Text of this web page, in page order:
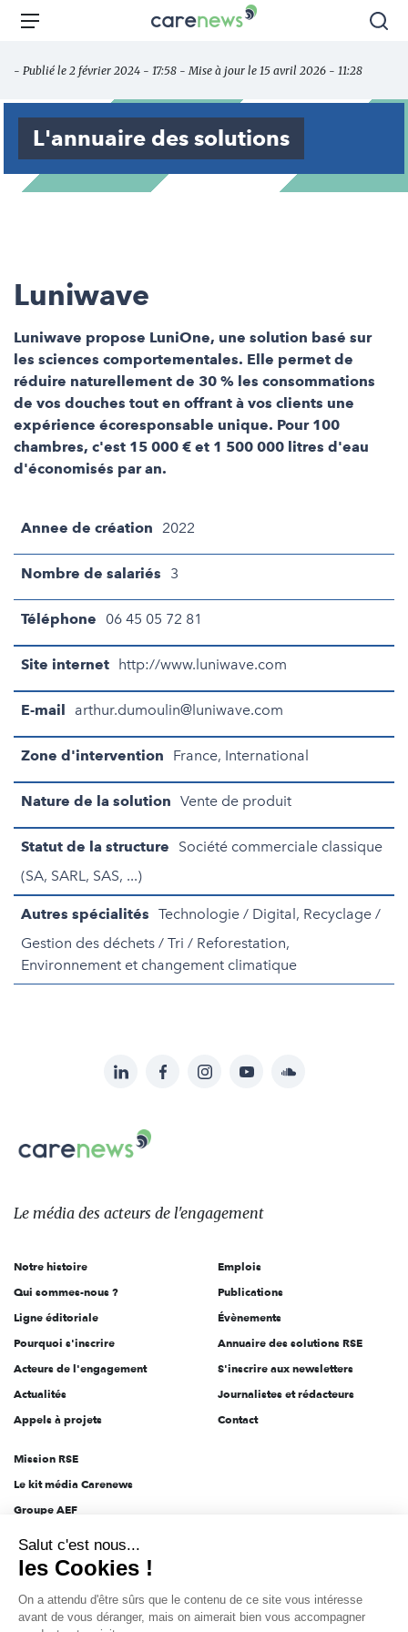
Aller
principal
Carenews,
des
acteurs
l'engagement
Menu
- Publié le 2 février 2024 - 17:58 - Mise à jour le 15 avril 2026 - 11:28
L'annuaire des solutions
Luniwave
Luniwave propose LuniOne, une solution basé sur
les sciences comportementales. Elle permet de
réduire naturellement de 30 % les consommations
de vos douches tout en offrant à vos clients une
expérience écoresponsable unique. Pour 100
chambres, c'est 15 000 € et 1 500 000 litres d'eau
d'économisés par an.
Annee de création 2022
Nombre de salariés 3
Téléphone 06 45 05 72 81
Site internet http://www.luniwave.com
E-mail arthur.dumoulin@luniwave.com
Zone d'intervention France, International
Nature de la solution Vente de produit
Statut de la structure
Société commerciale classique
(SA, SARL, SAS, ...)
Autres spécialités Technologie / Digital, Recyclage /
Gestion des déchets / Tri / Reforestation,
Environnement et changement climatique
sur:
LinkedInFacebookInstagramYouTubeSoundcloud
Carenews,
Le
des
l'engagement
Le média des acteurs de l'engagement
Notre histoire
Qui sommes-nous ?
Ligne éditoriale
Pourquoi s'inscrire
Acteurs de l'engagement
Actualités
Appels à projets
Emplois
Publications
Évènements
Annuaire des solutions RSE
S'inscrire aux newsletters
Journalistes et rédacteurs
Contact
Mission RSE
Le kit média Carenews
Groupe AEF
Novethic
Inclusiv Day
Salut c'est nous...
les Cookies !
On a attendu d'être sûrs que le contenu de ce site vous intéresse
avant de vous déranger, mais on aimerait bien vous accompagner